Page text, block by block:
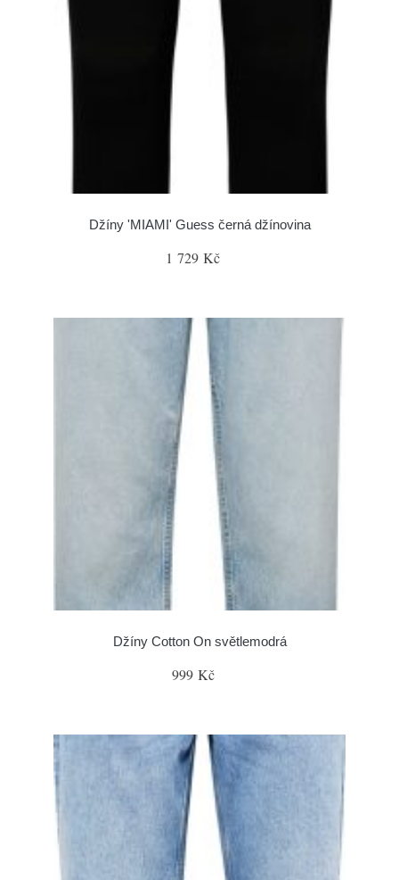
Džíny 'MIAMI' Guess černá džínovina
1 729 Kč
Džíny Cotton On světlemodrá
999 Kč